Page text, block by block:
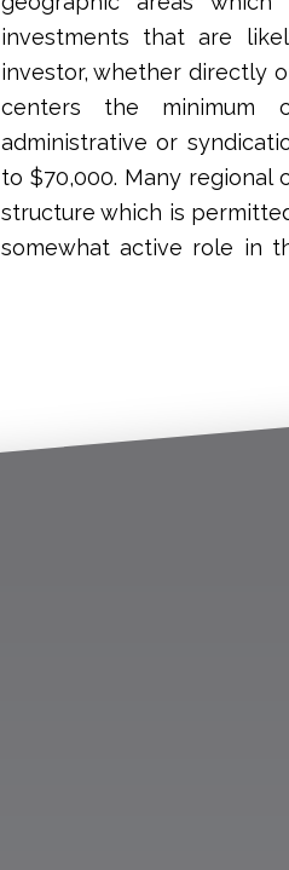
investments that are
investor, whether directly
centers the minimum
administrative or
to $70,000. Many regional
structure which is
somewhat active role in